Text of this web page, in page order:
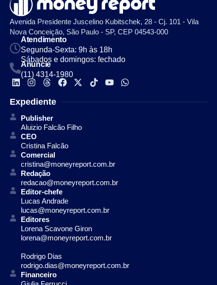
Avenida Presidente Juscelino Kubitschek, 28 - Cj. 101 - Vila
Nova Conceição, São Paulo - SP, CEP 04543-000
Atendimento
Segunda-Sexta: 9h às 18h
Sábados e domingos: fechado
Anuncie
(11) 4314-1980
Expediente
Publisher
Aluizio Falcão Filho
CEO
Cristina Falcão
Comercial
cristina@moneyreport.com.br
Redação
redacao@moneyreport.com.br
Editor-chefe
Lucas Andrade
lucas@moneyreport.com.br
Editores
Lorena Scavone Giron
lorena@moneyreport.com.br
Rodrigo Dias
rodrigo.dias@moneyreport.com.br
Financeiro